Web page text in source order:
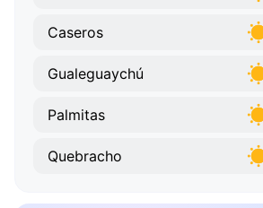
Caseros
Gualeguaychú
Palmitas
Quebracho